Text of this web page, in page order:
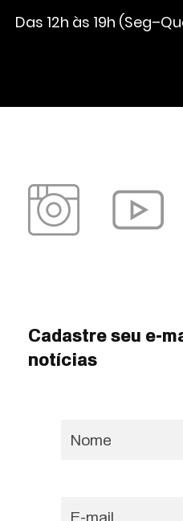
Das 12h às 19h
Cadastre seu e-
notícias